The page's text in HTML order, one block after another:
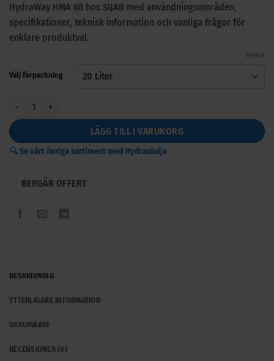
HydraWay HMA 68 hos SIJAB med användningsområden,
specifikationer, teknisk information och vanliga frågor för
enklare produktval.
Välj förpackning
HydraWay HMA 68 mängd
LÄGG TILL I VARUKORG
🔍 Se vårt övriga sortiment med Hydraulolja
BERGÄR OFFERT
BESKRIVNING
YTTERLIGARE INFORMATION
VARUMÄRKE
RECENSIONER (0)